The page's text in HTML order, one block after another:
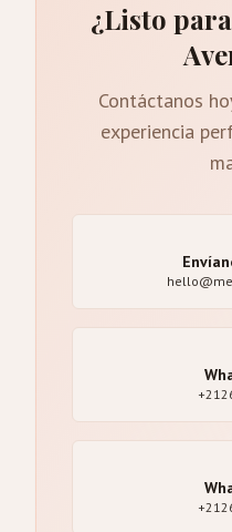
¿Listo
Contáctanos
experiencia